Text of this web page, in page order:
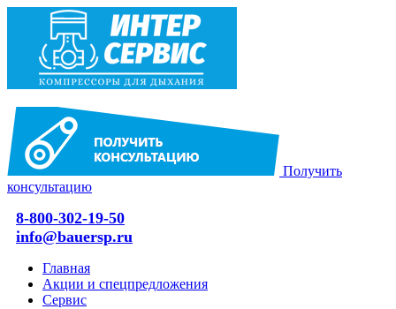
Получить
консультацию
8-800-302-19-50
info@bauersp.ru
Главная
Акции и спецпредложения
Сервис